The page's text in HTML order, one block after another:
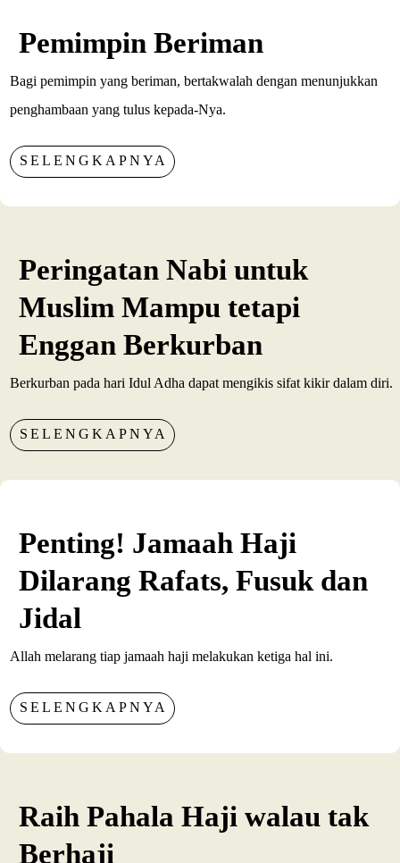
Pemimpin Beriman
Bagi pemimpin yang beriman, bertakwalah dengan menunjukkan
penghambaan yang tulus kepada-Nya.
SELENGKAPNYA
Peringatan Nabi untuk
Muslim Mampu tetapi
Enggan Berkurban
Berkurban pada hari Idul Adha dapat mengikis sifat kikir dalam diri.
SELENGKAPNYA
Penting! Jamaah Haji
Dilarang Rafats, Fusuk dan
Jidal
Allah melarang tiap jamaah haji melakukan ketiga hal ini.
SELENGKAPNYA
Raih Pahala Haji walau tak
Berhaji